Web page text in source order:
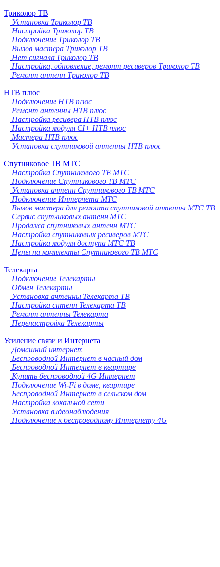
Триколор ТВ
Установка Триколор ТВ
Настройка Триколор ТВ
Подключение Триколор ТВ
Вызов мастера Триколор ТВ
Нет сигнала Триколор ТВ
Настройка, обновление, ремонт ресиверов Триколор ТВ
Ремонт антенн Триколор ТВ
НТВ плюс
Подключение НТВ плюс
Ремонт антенны НТВ плюс
Настройка ресивера НТВ плюс
Настройка модуля CI+ НТВ плюс
Мастера НТВ плюс
Установка спутниковой антенны НТВ плюс
Спутниковое ТВ МТС
Настройка Спутникового ТВ МТС
Подключение Спутникового ТВ МТС
Установка антенн Спутникового ТВ МТС
Подключение Интернета МТС
Вызов мастера для ремонта спутниковой антенны МТС ТВ
Сервис спутниковых антенн МТС
Продажа спутниковых антенн МТС
Настройка спутниковых ресиверов МТС
Настройка модуля доступа МТС ТВ
Цены на комплекты Спутникового ТВ МТС
Телекарта
Подключение Телекарты
Обмен Телекарты
Установка антенны Телекарта ТВ
Настройка антенн Телекарта ТВ
Ремонт антенны Телекарта
Перенастройка Телекарты
Усиление связи и Интернета
Домашний интернет
Беспроводной Интернет в часный дом
Беспроводной Интернет в квартире
Купить беспроводной 4G Интернет
Подключение Wi-Fi в доме, квартире
Беспроводной Интернет в сельском дом
Настройка локальной сети
Установка видеонаблюдения
Подключение к беспроводному Интернету 4G